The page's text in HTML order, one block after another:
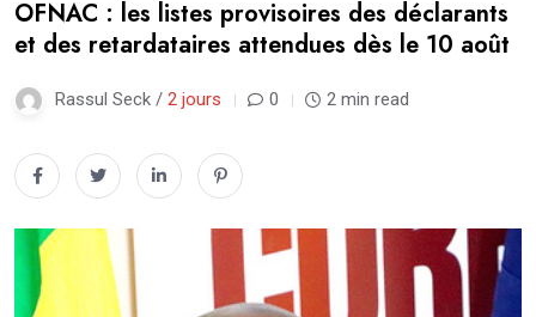
OFNAC : les listes provisoires des déclarants
et des retardataires attendues dès le 10 août
Rassul Seck / 2 jours 0 2 min read